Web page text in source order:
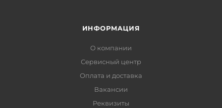
ИНФОРМАЦИЯ
О компании
Сервисный центр
Оплата и доставка
Вакансии
Реквизиты